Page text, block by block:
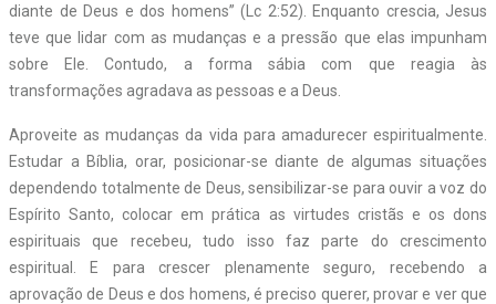
diante de Deus e dos homens” (Lc 2:52). Enquanto crescia, Jesus
teve que lidar com as mudanças e a pressão que elas impunham
sobre Ele. Contudo, a forma sábia com que reagia às
transformações agradava as pessoas e a Deus.
Aproveite as mudanças da vida para amadurecer espiritualmente.
Estudar a Bíblia, orar, posicionar-se diante de algumas situações
dependendo totalmente de Deus, sensibilizar-se para ouvir a voz do
Espírito Santo, colocar em prática as virtudes cristãs e os dons
espirituais que recebeu, tudo isso faz parte do crescimento
espiritual. E para crescer plenamente seguro, recebendo a
aprovação de Deus e dos homens, é preciso querer, provar e ver que